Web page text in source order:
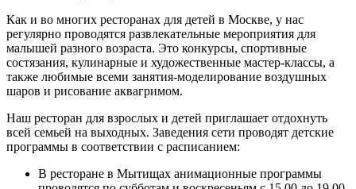
Как и во многих ресторанах для детей в Москве, у нас
регулярно проводятся развлекательные мероприятия для
малышей разного возраста. Это конкурсы, спортивные
состязания, кулинарные и художественные мастер-классы, а
также любимые всеми занятия-моделирование воздушных
шаров и рисование аквагримом.
Наш ресторан для взрослых и детей приглашает отдохнуть
всей семьей на выходных. Заведения сети проводят детские
программы в соответствии с расписанием:
В ресторане в Мытищах анимационные программы